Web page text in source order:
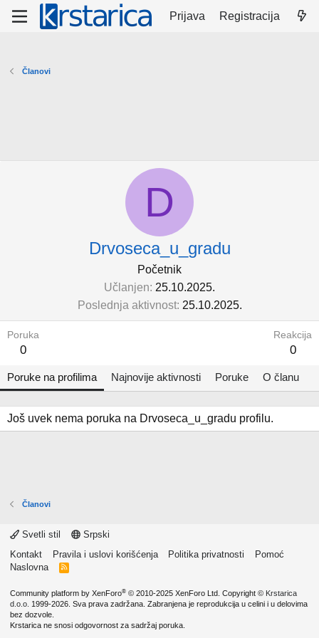
Prijava Registracija
Članovi
D
Drvoseca_u_gradu
Početnik
Učlanjen 25.10.2025.
Poslednja aktivnost 25.10.2025.
Poruka
0
Reakcija
0
Poruke na profilima Najnovije aktivnosti Poruke O članu
Još uvek nema poruka na Drvoseca_u_gradu profilu.
Članovi
Svetli stil
Srpski
Kontakt
Pravila i uslovi korišćenja Politika privatnosti
Pomoć
Naslovna
R
Community platform by XenForo® © 2010-2025 XenForo Ltd. Copyright © Krstarica
d.o.o. 1999-2026. Sva prava zadržana. Zabranjena je reprodukcija u celini i u delovima
bez dozvole.
Krstarica ne snosi odgovornost za sadržaj poruka.